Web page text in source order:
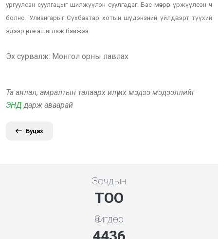
ургуулсан суулгацыг шилжүүлэн суулгадаг. Бас мөчрөөр үржүүлсэн ч
болно. Улиангарыг Сүхбаатар хотын шүдэнзний үйлдвэрт түүхий
эдээр өргөн ашиглаж байжээ.
Эх сурвалж: Монгол орны лавлах
Та аялал, амралтын талаарх илүү их мэдээ мэдээллийг
ЭНД дарж аваарай
Буцах
Зочдын
ТОО
Өчигдөр